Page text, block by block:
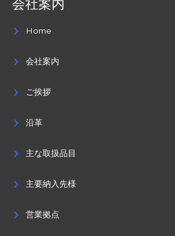
会社案内
Home
会社案内
ご挨拶
沿革
主な取扱品目
主要納入先様
営業拠点